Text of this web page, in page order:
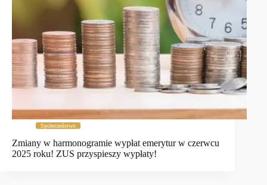
Społeczeństwo
Zmiany w harmonogramie wypłat emerytur w czerwcu
2025 roku! ZUS przyspieszy wypłaty!